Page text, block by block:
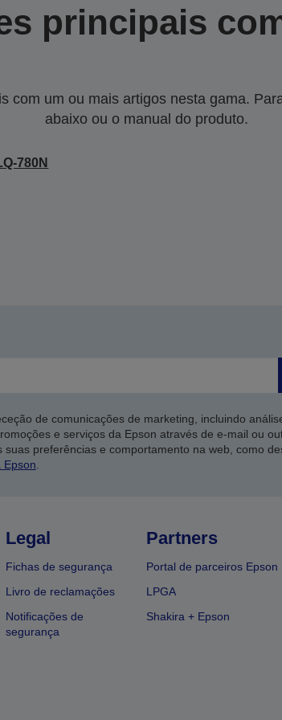
principais
com um ou mais artigos nesta gama.
abaixo ou o manual do produto.
780N
de comunicações de marketing, incluindo
e serviços da Epson através de e-mail ou
preferências e comportamento na web, como
Epson
Legal
Fichas de segurança
Livro de reclamações
Notificações de
segurança
Partners
Portal de parceiros Epson
LPGA
Shakira + Epson